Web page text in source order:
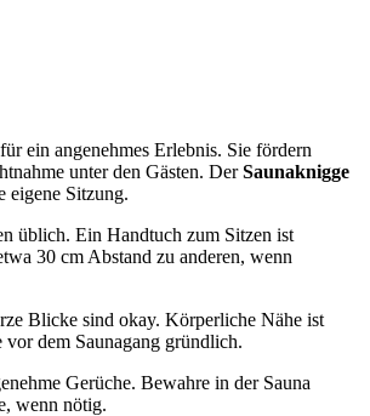
ein angenehmes Erlebnis. Sie fördern
unter den Gästen. DerSaunaknigge
eigene Sitzung.
üblich. Ein Handtuch zum Sitzen ist
30 cm Abstand zu anderen, wenn
Blicke sind okay. Körperliche Nähe ist
dem Saunagang gründlich.
Gerüche. Bewahre in der Sauna
wenn nötig.